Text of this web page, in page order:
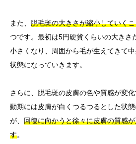
また、 脱毛斑の大きさが縮小していく
つです。最初は5円硬貨くらいの大きさ
小さくなり、周囲から毛が生えてきて
状態になっていきます。
さらに、脱毛斑の皮膚の色や質感が変
動期には皮膚が白くつるつるとした状
が、 回復に向かうと徐々に皮膚の質感
す。